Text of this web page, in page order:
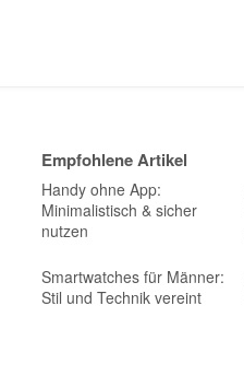
Empfohlene Artikel
Handy ohne App:
Minimalistisch & sicher
nutzen
Smartwatches für Männer:
Stil und Technik vereint